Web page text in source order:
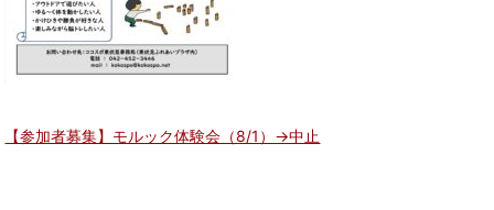
【参加者募集】モルック体験会（8/1）→中止